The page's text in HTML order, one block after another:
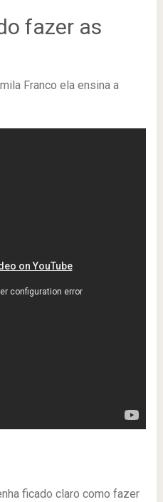
fazer as
Franco ela ensina a
ficado claro como fazer